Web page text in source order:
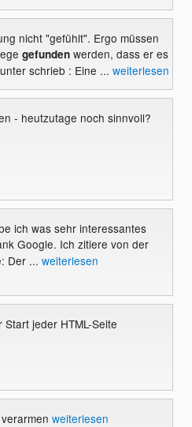
nicht "gefühlt". Ergo müssen
gefundenwerden, dass er es
schrieb : Eine ... weiterlesen
- heutzutage noch sinnvoll?
ich was sehr interessantes
Google. Ich zitiere von der
Der ... weiterlesen
Start jeder HTML-Seite
weiterlesen